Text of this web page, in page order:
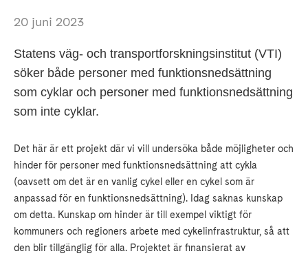
20 juni 2023
Statens väg- och transportforskningsinstitut (VTI)
söker både personer med funktionsnedsättning
som cyklar och personer med funktionsnedsättning
som inte cyklar.
Det här är ett projekt där vi vill undersöka både möjligheter och
hinder för personer med funktionsnedsättning att cykla
(oavsett om det är en vanlig cykel eller en cykel som är
anpassad för en funktionsnedsättning). Idag saknas kunskap
om detta. Kunskap om hinder är till exempel viktigt för
kommuners och regioners arbete med cykelinfrastruktur, så att
den blir tillgänglig för alla. Projektet är finansierat av